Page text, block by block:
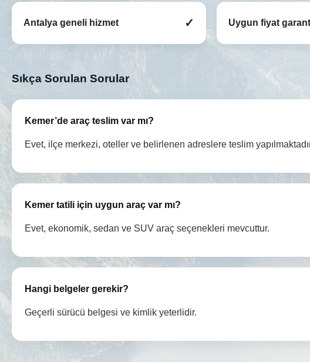
Antalya geneli hizmet ✓ Uygun fiyat
Sıkça Sorulan Sorular
Kemer’de araç teslim var mı?
Evet, ilçe merkezi, oteller ve belirlenen adreslere teslim
Kemer tatili için uygun araç var mı?
Evet, ekonomik, sedan ve SUV araç seçenekleri mevcuttur.
Hangi belgeler gerekir?
Geçerli sürücü belgesi ve kimlik yeterlidir.